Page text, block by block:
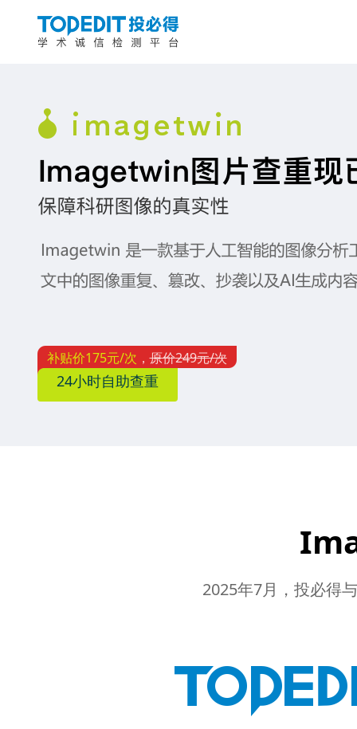
24小时自助查重
补贴价175元/次 ，原价249元/次
2025年7月，投必得